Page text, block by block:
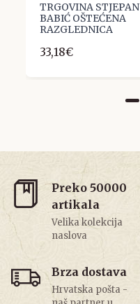
TRGOVINA STJEPAN
BABIĆ OŠTEĆENA
RAZGLEDNICA
33,18€
Preko 50000
artikala
Velika kolekcija
naslova
Brza dostava
Hrvatska pošta -